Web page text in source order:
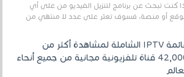
كنت تبحث عن برنامج لتنزيل الفيديو من على أي
أو منصة، فسوف تعثر على عدد لا منتهي من
قائمة IPTV الشاملة لمشاهدة أكثر من
42,000 قناة تلفزيونية مجانية من جميع أنحاء